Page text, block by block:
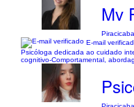
Mv
E-mail
Psicóloga dedicada ao cuidado
cognitivo-Comportamental,